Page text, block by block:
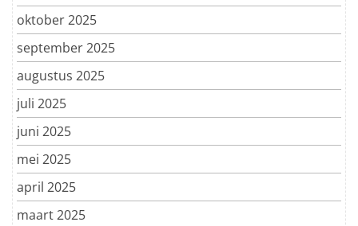
oktober 2025
september 2025
augustus 2025
juli 2025
juni 2025
mei 2025
april 2025
maart 2025